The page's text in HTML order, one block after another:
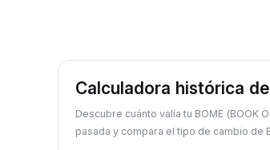
Calculadora histórica de
Descubre cuánto valía tu BOME (BOOK
pasada y compara el tipo de cambio de